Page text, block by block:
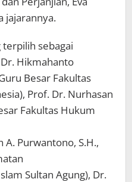
jajarannya.
sebagai
Hikmahanto
Besar Fakultas
Prof. Dr. Nurhasan
Fakultas Hukum
A. Purwantono, S.H.,
Sultan Agung), Dr.